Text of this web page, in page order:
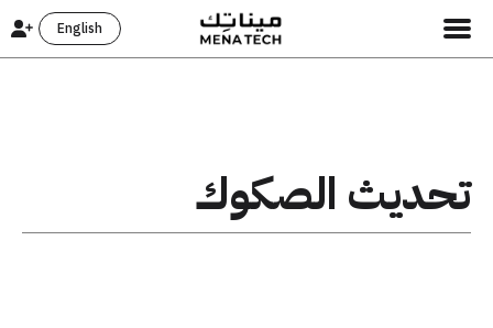
English
تحديث الصكوك